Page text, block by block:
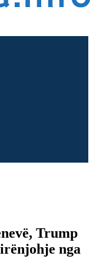
Trump
nga